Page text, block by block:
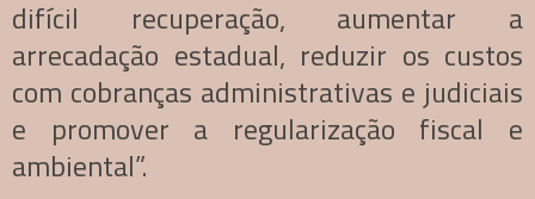
difícil recuperação, aumentar a
arrecadação estadual, reduzir os custos
com cobranças administrativas e judiciais
e promover a regularização fiscal e
ambiental”.